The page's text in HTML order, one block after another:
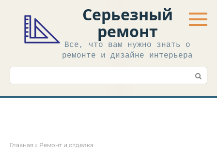
контенту
Серьезный
ремонт
Все, что вам нужно знать о
ремонте и дизайне интерьера
Поиск:
Главная » Ремонт и отделка